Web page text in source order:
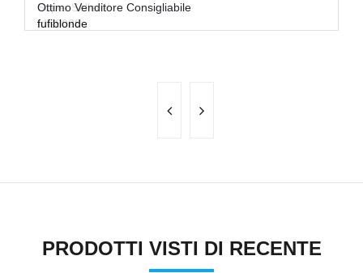
Super Seller!!!
fdis8028
Ottimo Venditore Consigliabile
fufiblonde
PRODOTTI VISTI DI RECENTE